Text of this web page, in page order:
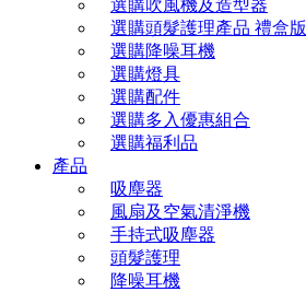
選購吹風機及造型器
選購頭髮護理產品 禮盒版
選購降噪耳機
選購燈具
選購配件
選購多入優惠組合
選購福利品
產品
吸塵器
風扇及空氣清淨機
手持式吸塵器
頭髮護理
降噪耳機